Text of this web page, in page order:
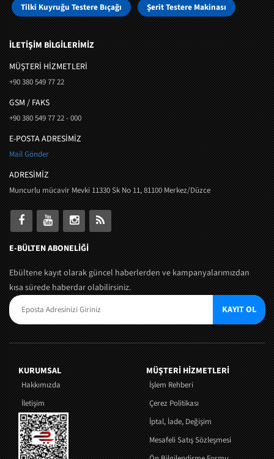
Tilki Kuyruğu Testere Bıçağı Şerit Testere Makinası
İLETİŞİM BİLGİLERİMİZ
MÜŞTERI HIZMETLERI
+90 380 549 77 22
GSM / FAKS
+90 380 549 77 22 - 000
E-POSTA ADRESİMİZ
Mail Gönder
ADRESİMİZ
Muncurlu mücavir Mevki 11330 Sk No 11, 81100 Merkez/Düzce
E-BÜLTEN ABONELİĞİ
Ebültene kayıt olarak güncel haberlerden ve kampanyalarımızdan
kısa sürede haberdar olabilirsiniz.
KAYIT OL
KURUMSAL
Hakkımızda
İletişim
MÜŞTERI HIZMETLERI
İşlem Rehberi
Çerez Politikası
İptal, İade, Değişim
Mesafeli Satış Sözleşmesi